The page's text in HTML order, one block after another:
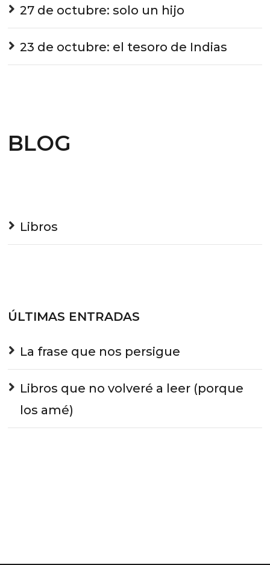
27 de octubre: solo un hijo
23 de octubre: el tesoro de Indias
BLOG
Libros
ÚLTIMAS ENTRADAS
La frase que nos persigue
Libros que no volveré a leer (porque
los amé)